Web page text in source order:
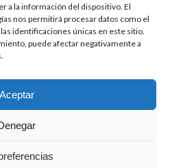
a la información del dispositivo. El
nos permitirá procesar datos como el
identificaciones únicas en este sitio.
puede afectar negativamente a
Aceptar
-Privacidad